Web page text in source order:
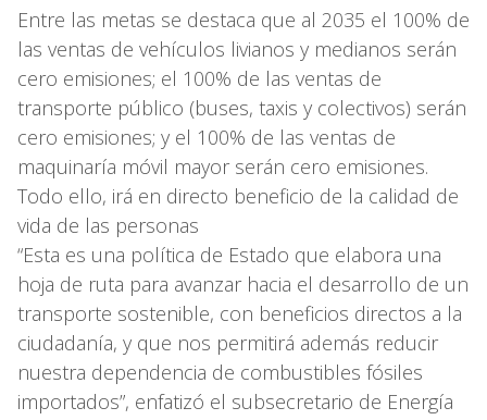
Entre las metas se destaca que al 2035 el 100% de
las ventas de vehículos livianos y medianos serán
cero emisiones; el 100% de las ventas de
transporte público (buses, taxis y colectivos) serán
cero emisiones; y el 100% de las ventas de
maquinaría móvil mayor serán cero emisiones.
Todo ello, irá en directo beneficio de la calidad de
vida de las personas
“Esta es una política de Estado que elabora una
hoja de ruta para avanzar hacia el desarrollo de un
transporte sostenible, con beneficios directos a la
ciudadanía, y que nos permitirá además reducir
nuestra dependencia de combustibles fósiles
importados”, enfatizó el subsecretario de Energía